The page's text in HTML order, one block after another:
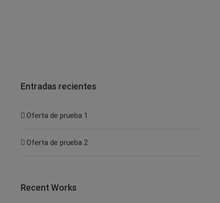
Entradas recientes
Oferta de prueba 1
Oferta de prueba 2
Recent Works